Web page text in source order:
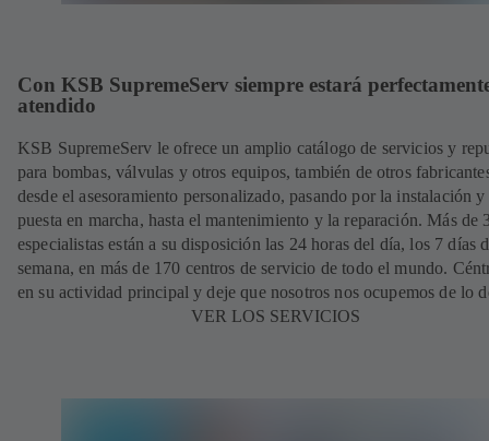
Con KSB SupremeServ siempre estará
atendido
KSB SupremeServ le ofrece un amplio catálogo de servicios y
para bombas, válvulas y otros equipos, también de otros
desde el asesoramiento personalizado, pasando por la instalación y
puesta en marcha, hasta el mantenimiento y la reparación. Más de
especialistas están a su disposición las 24 horas del día, los 7 días
semana, en más de 170 centros de servicio de todo el mundo.
en su actividad principal y deje que nosotros nos ocupemos de lo
VER LOS SERVICIOS